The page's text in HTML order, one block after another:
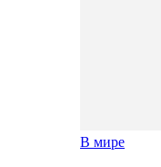
В мире